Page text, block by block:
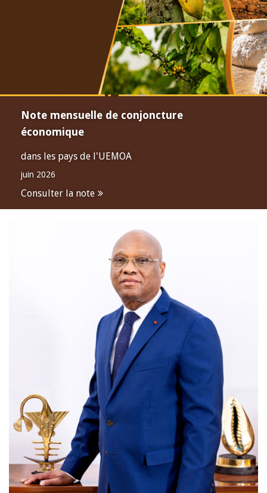
Note mensuelle de conjoncture
économique
dans les pays de l'UEMOA
juin 2026
Consulter la note